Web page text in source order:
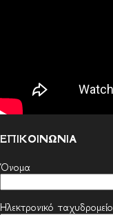
ΕΠΙΚΟΙΝΩΝΙΑ
Όνομα
Ηλεκτρονικό ταχυδρομείο